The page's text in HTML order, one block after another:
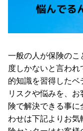
一般の人が保険のこ
度しかないと言わ
的知識を習得した
リスクや悩みを、
険で解決できる事
わせは下記よりお